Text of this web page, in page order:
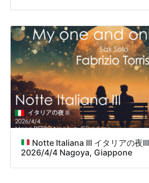
Notte Italiana III イタリアの夜III
2026/4/4 Nagoya, Giappone